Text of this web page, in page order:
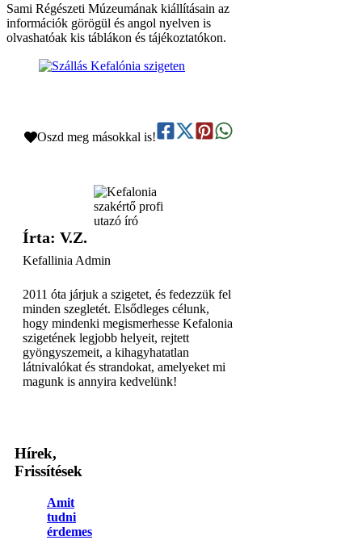
Sami Régészeti Múzeumának kiállításain az
információk görögül és angol nyelven is
olvashatóak kis táblákon és tájékoztatókon.
Oszd meg másokkal is!
Írta: V.Z.
Kefallinia Admin
2011 óta járjuk a szigetet, és fedezzük fel
minden szegletét. Elsődleges célunk,
hogy mindenki megismerhesse Kefalonia
szigetének legjobb helyeit, rejtett
gyöngyszemeit, a kihagyhatatlan
látnivalókat és strandokat, amelyeket mi
magunk is annyira kedvelünk!
Hírek,
Frissítések
Amit
tudni
érdemes